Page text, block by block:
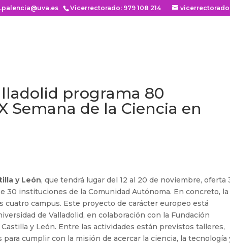
Vicerrectorado: 979 108 214
programa 80
Semana de la Ciencia en
y León, que tendrá lugar del 12 al 20 de noviembre, oferta
30 instituciones de la Comunidad Autónoma. En concreto, la
cuatro campus. Este proyecto de carácter europeo está
de Valladolid, en colaboración con la Fundación
y León. Entre las actividades están previstos talleres,
cumplir con la misión de acercar la ciencia, la tecnología